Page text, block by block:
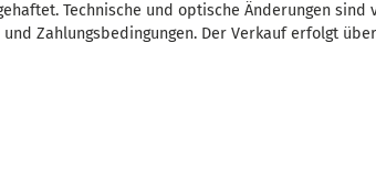
Technische und optische Änderungen
Zahlungsbedingungen. Der Verkauf erfolgt